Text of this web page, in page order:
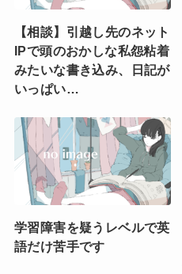
【相談】引越し先のネット
IPで頭のおかしな私怨粘着
みたいな書き込み、日記が
いっぱい…
学習障害を疑うレベルで英
語だけ苦手です